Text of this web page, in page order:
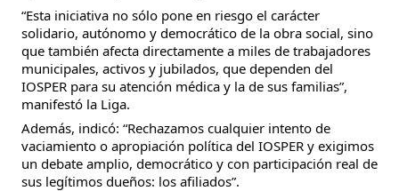
“Esta iniciativa no sólo pone en riesgo el carácter
solidario, autónomo y democrático de la obra social, sino
que también afecta directamente a miles de trabajadores
municipales, activos y jubilados, que dependen del
IOSPER para su atención médica y la de sus familias”,
manifestó la Liga.
Además, indicó: “Rechazamos cualquier intento de
vaciamiento o apropiación política del IOSPER y exigimos
un debate amplio, democrático y con participación real de
sus legítimos dueños: los afiliados”.